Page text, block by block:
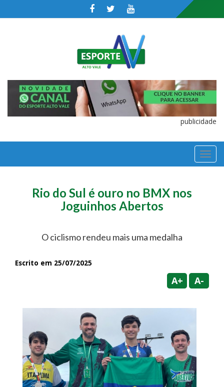
publicidade
Rio do Sul é ouro no BMX nos
Joguinhos Abertos
O ciclismo rendeu mais uma medalha
Escrito em 25/07/2025
A+ A-